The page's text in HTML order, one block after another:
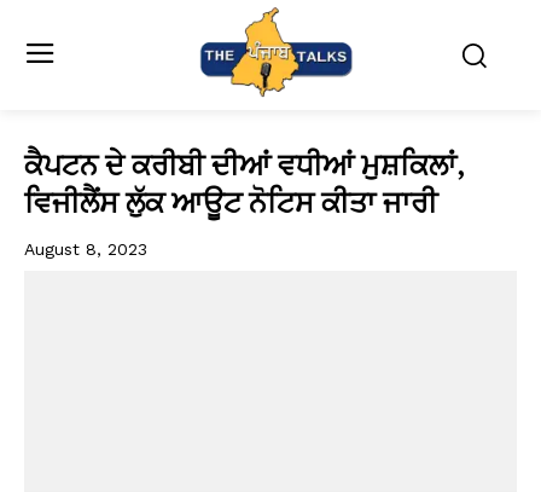
ਕੈਪਟਨ ਦੇ ਕਰੀਬੀ ਦੀਆਂ ਵਧੀਆਂ ਮੁਸ਼ਕਿਲਾਂ,
ਵਿਜੀਲੈਂਸ ਲੁੱਕ ਆਊਟ ਨੋਟਿਸ ਕੀਤਾ ਜਾਰੀ
August 8, 2023